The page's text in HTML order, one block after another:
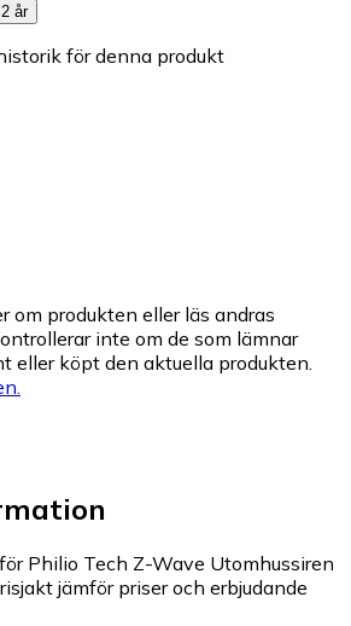
2 år
för denna produkt
om produkten eller läs andras
inte om de som lämnar
eller köpt den aktuella produkten.
Philio Tech Z-Wave Utomhussiren
jämför priser och erbjudande